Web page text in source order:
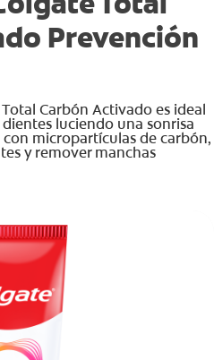
Prevención
Carbón Activado es ideal
luciendo una sonrisa
micropartículas de carbón,
y remover manchas